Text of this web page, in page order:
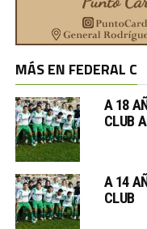
MÁS EN FEDERAL C
A 18
CLUB
A 14
CLUB